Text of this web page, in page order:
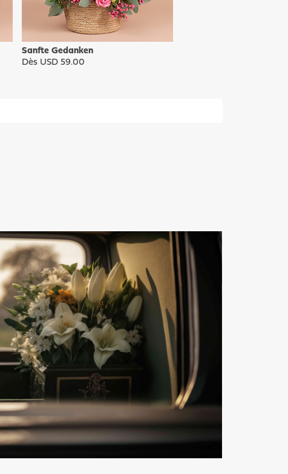
Sanfte Gedanken
Dès USD 59.00